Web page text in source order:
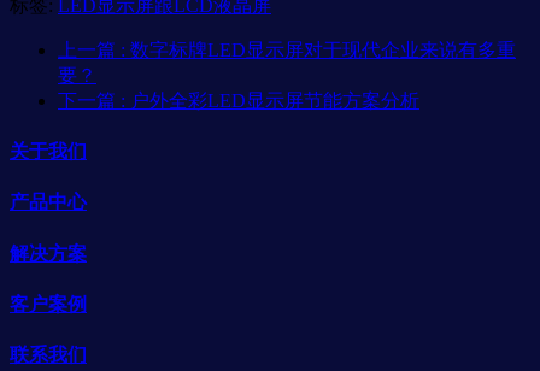
标签: LED显示屏跟LCD液晶屏
上一篇 : 数字标牌LED显示屏对于现代企业来说有多重
要？
下一篇 : 户外全彩LED显示屏节能方案分析
关于我们
产品中心
解决方案
客户案例
联系我们